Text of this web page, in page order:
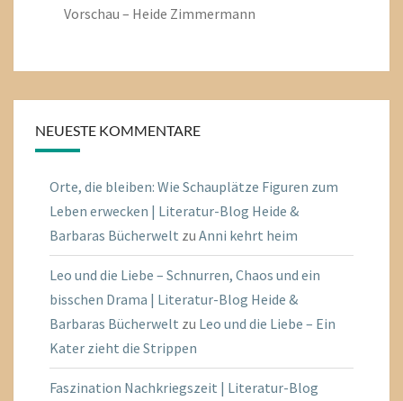
Vorschau – Heide Zimmermann
NEUESTE KOMMENTARE
Orte, die bleiben: Wie Schauplätze Figuren zum
Leben erwecken | Literatur-Blog Heide &
Barbaras Bücherwelt zu Anni kehrt heim
Leo und die Liebe – Schnurren, Chaos und ein
bisschen Drama | Literatur-Blog Heide &
Barbaras Bücherwelt zu Leo und die Liebe – Ein
Kater zieht die Strippen
Faszination Nachkriegszeit | Literatur-Blog